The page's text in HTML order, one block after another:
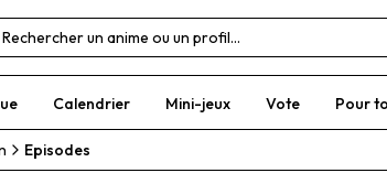
Calendrier Mini-jeux Vote Pour
Episodes